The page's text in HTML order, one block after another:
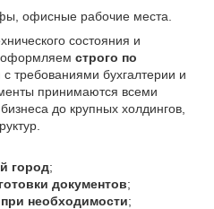
офисные рабочие места.
состояния и
оформляем строго по
с требованиями бухгалтерии и
принимаются всеми
до крупных холдингов,
город;
документов;
необходимости;